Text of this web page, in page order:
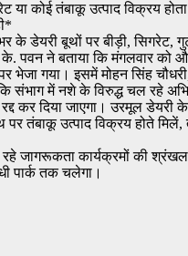
या कोई तंबाकू उत्पाद विक्रय
के डेयरी बूथों पर बीड़ी, सिगरेट,
पवन ने बताया कि मंगलवार को
भेजा गया। इसमें मोहन सिंह
संभाग में नशे के विरुद्ध चल रहे
कर दिया जाएगा। उरमूल डेयरी के
तंबाकू उत्पाद विक्रय होते मिलें,
जागरूकता कार्यक्रमों की
पार्क तक चलेगा।